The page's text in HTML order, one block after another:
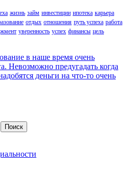
жизнь займ инвестиции ипотека карьера
отдых отношения путь успеха работа
уверенность успех финансы цель
в наше время очень
Невозможно предугадать когда
деньги на что-то очень